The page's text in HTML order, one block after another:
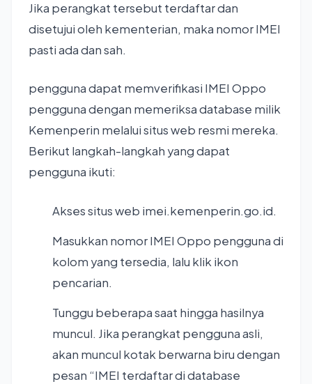
Jika perangkat tersebut terdaftar dan
disetujui oleh kementerian, maka nomor IMEI
pasti ada dan sah.
pengguna dapat memverifikasi IMEI Oppo
pengguna dengan memeriksa database milik
Kemenperin melalui situs web resmi mereka.
Berikut langkah-langkah yang dapat
pengguna ikuti:
Akses situs web imei.kemenperin.go.id.
Masukkan nomor IMEI Oppo pengguna di
kolom yang tersedia, lalu klik ikon
pencarian.
Tunggu beberapa saat hingga hasilnya
muncul. Jika perangkat pengguna asli,
akan muncul kotak berwarna biru dengan
pesan “IMEI terdaftar di database